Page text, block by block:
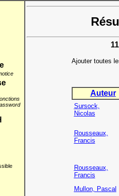
Ajouter toutes
Auteur
Sursock,
Nicolas
Rousseaux,
Francis
Rousseaux,
Francis
Mullon, Pascal